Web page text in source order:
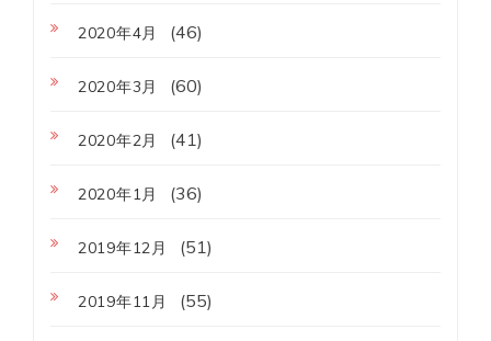
2020年4月 (46)
2020年3月 (60)
2020年2月 (41)
2020年1月 (36)
2019年12月 (51)
2019年11月 (55)